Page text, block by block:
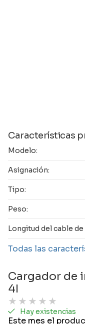
Características
Modelo:
Asignación:
Tipo:
Peso:
Longitud del cable de
Todas las
Cargador de
4I
★ ★ ★ ★ ★
Hay existencias
Este mes el